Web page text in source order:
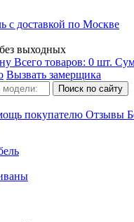
с доставкой по Москве
выходных
Всего товаров: 0 шт.
Вызвать замерщика
покупателю Отзывы